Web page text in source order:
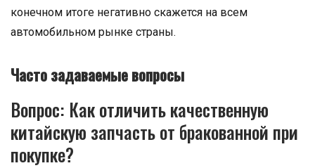
конечном итоге негативно скажется на всем
автомобильном рынке страны.
Часто задаваемые вопросы
Вопрос: Как отличить качественную
китайскую запчасть от бракованной при
покупке?